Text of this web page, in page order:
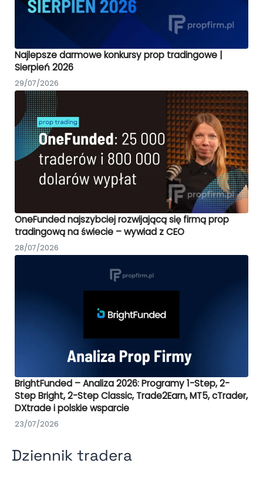
Najlepsze darmowe konkursy prop tradingowe |
Sierpień 2026
29/07/2026
OneFunded najszybciej rozwijającą się firmą prop
tradingową na świecie – wywiad z CEO
28/07/2026
BrightFunded – Analiza 2026: Programy 1-Step, 2-
Step Bright, 2-Step Classic, Trade2Earn, MT5, cTrader,
DXtrade i polskie wsparcie
23/07/2026
Dziennik tradera